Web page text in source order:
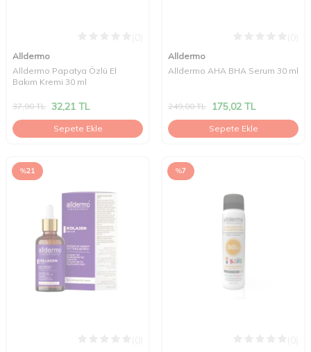
Alldermo
Alldermo Papatya Özlü El
Bakım Kremi 30 ml
37,90TL 32,21 TL
Sepete Ekle
Alldermo
Alldermo AHA BHA Serum 30 ml
249,00TL 175,02 TL
Sepete Ekle
%21 %7